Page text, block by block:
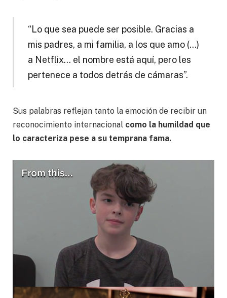
“Lo que sea puede ser posible. Gracias a
mis padres, a mi familia, a los que amo (…)
a Netflix… el nombre está aquí, pero les
pertenece a todos detrás de cámaras”.
Sus palabras reflejan tanto la emoción de recibir un
reconocimiento internacional como la humildad que
lo caracteriza pese a su temprana fama.